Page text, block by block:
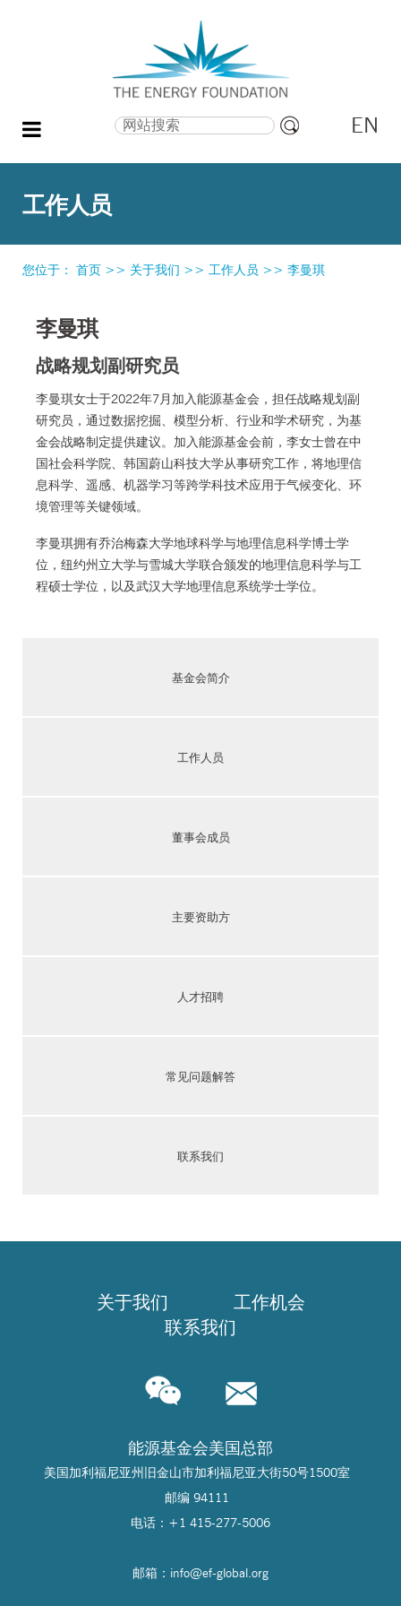
级
索
EN
工作人员
您位于： 首页 >> 关于我们 >> 工作人员 >> 李曼琪
李曼琪
战略规划副研究员
李曼琪女士于2022年7月加入能源基金会，担任战略规划副
研究员，通过数据挖掘、模型分析、行业和学术研究，为基
金会战略制定提供建议。加入能源基金会前，李女士曾在中
国社会科学院、韩国蔚山科技大学从事研究工作，将地理信
息科学、遥感、机器学习等跨学科技术应用于气候变化、环
境管理等关键领域。
李曼琪拥有乔治梅森大学地球科学与地理信息科学博士学
位，纽约州立大学与雪城大学联合颁发的地理信息科学与工
程硕士学位，以及武汉大学地理信息系统学士学位。
基金会简介
工作人员
董事会成员
主要资助方
人才招聘
常见问题解答
联系我们
关于我们
工作机会
联系我们
能源基金会美国总部
美国加利福尼亚州旧金山市加利福尼亚大街50号1500室
邮编 94111
电话：+1 415-277-5006
邮箱：info@ef-global.org